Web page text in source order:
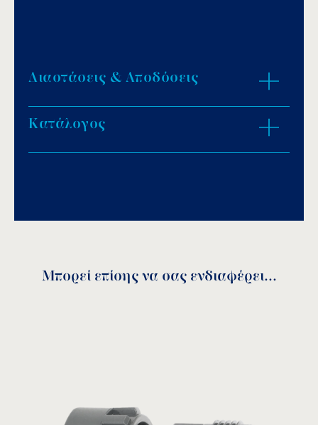
Διαστάσεις & Αποδόσεις
Κατάλογος
Μπορεί επίσης να σας ενδιαφέρει...